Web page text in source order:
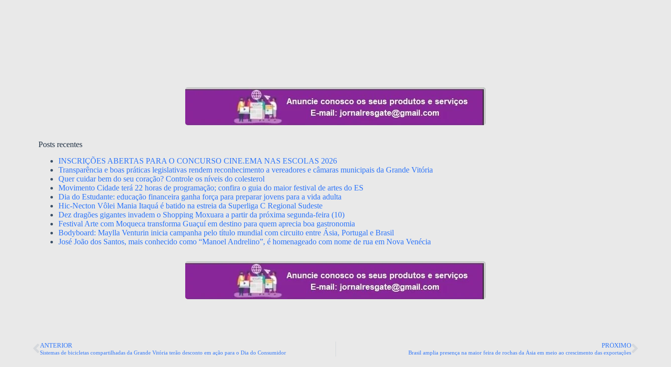
Posts recentes
INSCRIÇÕES ABERTAS PARA O CONCURSO CINE.EMA NAS ESCOLAS 2026
Transparência e boas práticas legislativas rendem reconhecimento a vereadores e câmaras municipais da Grande Vitória
Quer cuidar bem do seu coração? Controle os níveis do colesterol
Movimento Cidade terá 22 horas de programação; confira o guia do maior festival de artes do ES
Dia do Estudante: educação financeira ganha força para preparar jovens para a vida adulta
Hic-Necton Vôlei Mania Itaquá é batido na estreia da Superliga C Regional Sudeste
Dez dragões gigantes invadem o Shopping Moxuara a partir da próxima segunda-feira (10)
Festival Arte com Moqueca transforma Guaçuí em destino para quem aprecia boa gastronomia
Bodyboard: Maylla Venturin inicia campanha pelo título mundial com circuito entre Ásia, Portugal e Brasil
José João dos Santos, mais conhecido como “Manoel Andrelino”, é homenageado com nome de rua em Nova Venécia
ANTERIOR
Sistemas de bicicletas compartilhadas da Grande Vitória terão desconto em ação para o Dia do Consumidor
PRÓXIMO
Brasil amplia presença na maior feira de rochas da Ásia em meio ao crescimento das exportações